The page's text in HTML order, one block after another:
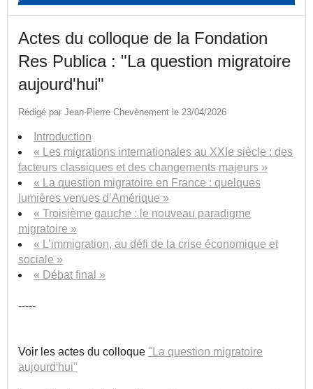
Actes du colloque de la Fondation
Res Publica : "La question migratoire
aujourd'hui"
Rédigé par Jean-Pierre Chevènement le 23/04/2026
Introduction
« Les migrations internationales au XXIe siècle : des
facteurs classiques et des changements majeurs »
« La question migratoire en France : quelques
lumières venues d’Amérique »
« Troisième gauche : le nouveau paradigme
migratoire »
« L’immigration, au défi de la crise économique et
sociale »
« Débat final »
-----
Voir les actes du colloque "La question migratoire
aujourd'hui"